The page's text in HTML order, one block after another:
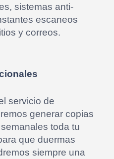
sistemas anti-
escaneos
y correos.
servicio de
generar copias
toda tu
que duermas
siempre una